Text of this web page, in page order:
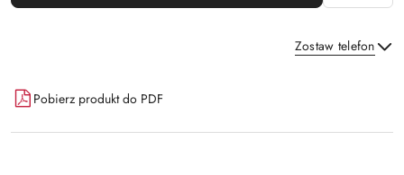
Zostaw telefon
Dostępność
i
dostawa
Pobierz produkt do PDF